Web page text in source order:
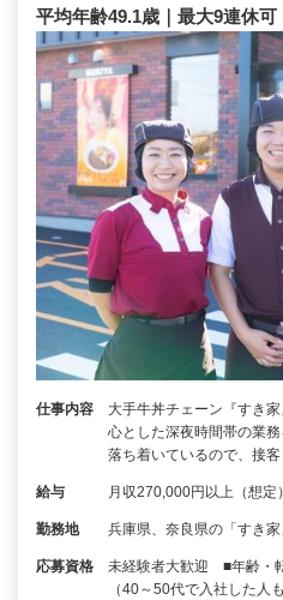
平均年齢49.1歳｜最大9連休可
仕事内容
大手牛丼チェーン『すき
心とした深夜時間帯の業
落ち着いているので、接
給与 月収270,000円以上（想定）
勤務地 兵庫県、奈良県の「すき
応募資格
未経験者大歓迎 ■年齢・
（40～50代で入社した